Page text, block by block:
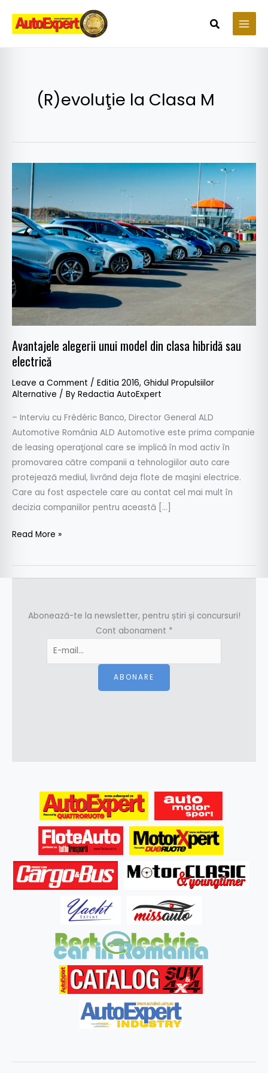
content
Search
(R)evoluţie la Clasa M
Avantajele alegerii unui model din clasa hibridă sau
electrică
Leave a Comment / Editia 2016, Ghidul Propulsiilor
Alternative / By Redactia AutoExpert
– Interviu cu Frédéric Banco, Director General ALD
Automotive România ALD Automotive este prima companie
de leasing operaţional care se implică în mod activ în
promovarea către companii a tehnologiilor auto care
protejează mediul, livrând deja flote de maşini electrice.
Care au fost aspectele care au contat cel mai mult în
decizia companiilor pentru această […]
Avantajele
alegerii
model
din
clasa
hibridă
sau
electrică
Read More »
Abonează-te la newsletter, pentru știri și concursuri!
Cont abonament *
ABONARE